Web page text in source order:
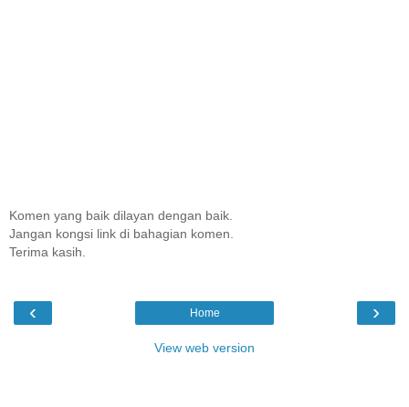
Komen yang baik dilayan dengan baik.
Jangan kongsi link di bahagian komen.
Terima kasih.
‹ ›
Home
View web version